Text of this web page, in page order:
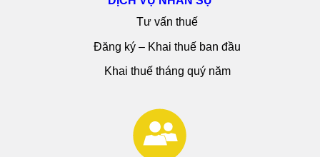
Tư vấn thuế
Đăng ký – Khai thuế ban đầu
Khai thuế tháng quý năm